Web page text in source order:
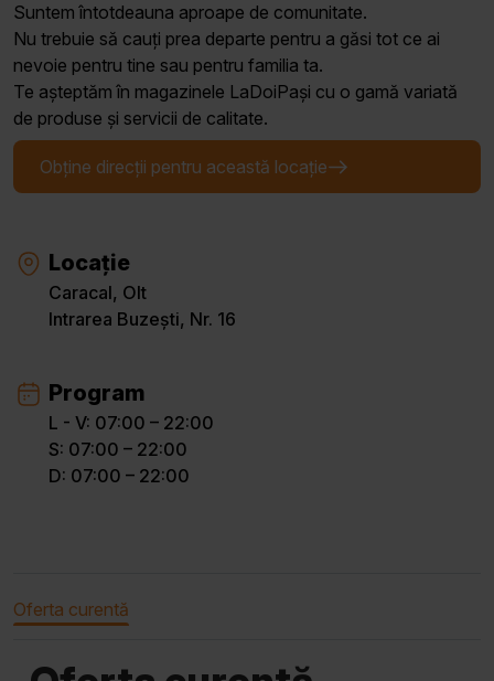
Suntem întotdeauna aproape de comunitate.
Nu trebuie să cauți prea departe pentru a găsi tot ce ai
nevoie pentru tine sau pentru familia ta.
Te așteptăm în magazinele LaDoiPași cu o gamă variată
de produse și servicii de calitate.
Obține direcții pentru această locație
Locație
Caracal, Olt
Intrarea Buzești, Nr. 16
Program
L - V: 07:00 – 22:00
S: 07:00 – 22:00
D: 07:00 – 22:00
Oferta curentă